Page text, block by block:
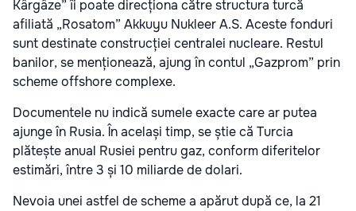
Kârgâze” îi poate direcționa către structura turcă
afiliată „Rosatom” Akkuyu Nukleer A.S. Aceste fonduri
sunt destinate construcției centralei nucleare. Restul
banilor, se menționează, ajung în contul „Gazprom” prin
scheme offshore complexe.
Documentele nu indică sumele exacte care ar putea
ajunge în Rusia. În același timp, se știe că Turcia
plătește anual Rusiei pentru gaz, conform diferitelor
estimări, între 3 și 10 miliarde de dolari.
Nevoia unei astfel de scheme a apărut după ce, la 21